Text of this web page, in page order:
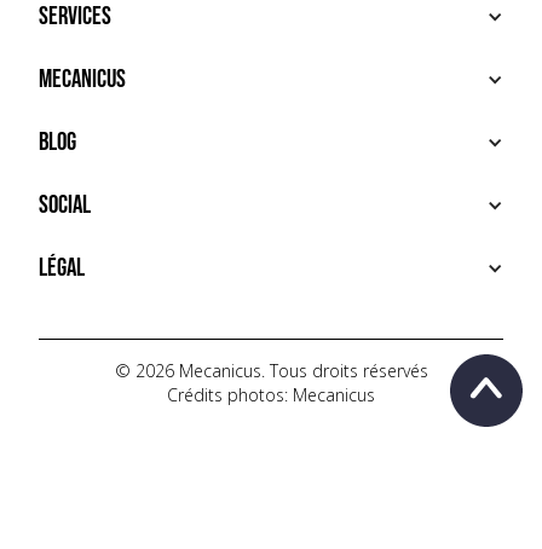
Services
ACHETER
VENDRE
SERVICES PREMIUM
Mecanicus
À PROPOS
HOUSE MECANICUS
CONTACT
Blog
NEWS
VIDÉOS
AUTOPÉDIA
Social
INSTAGRAM
TIKTOK
YOUTUBE
Légal
POLITIQUE DE CONFIDENTIALITÉ
© 2026 Mecanicus. Tous droits réservés
Crédits photos: Mecanicus